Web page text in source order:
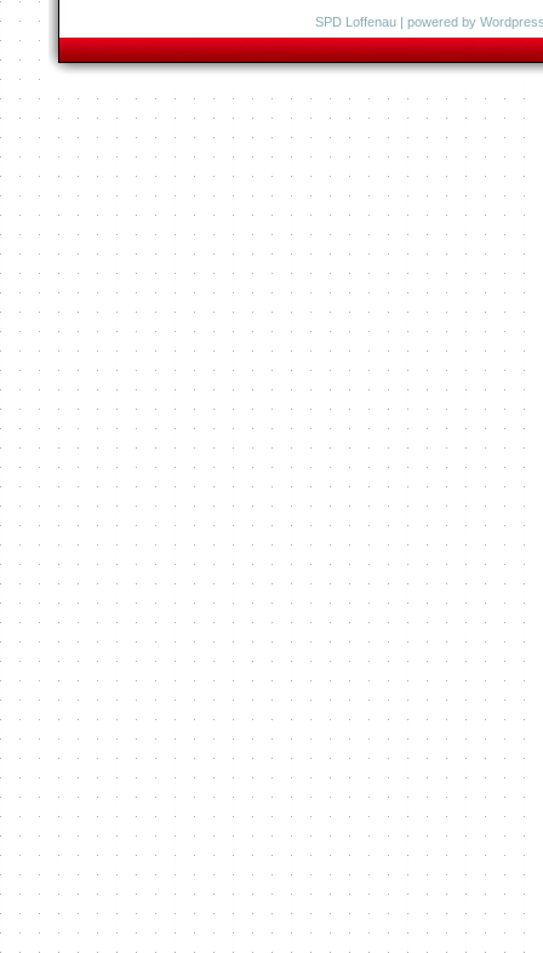
SPD Loffenau | powered by